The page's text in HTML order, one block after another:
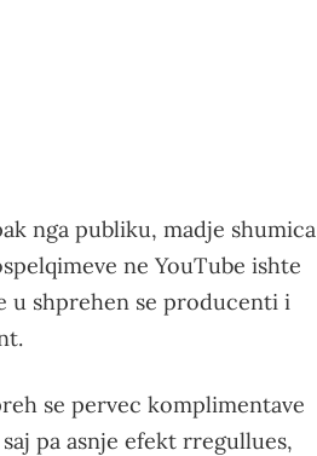
nga publiku, madje shumica
ne YouTube ishte
u shprehen se producenti i
se pervec komplimentave
pa asnje efekt rregullues,